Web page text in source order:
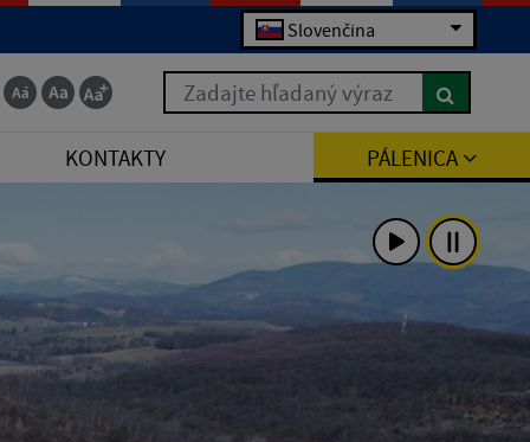
Slovenčina
Zadajte hľadaný výraz
KONTAKTY PÁLENICA